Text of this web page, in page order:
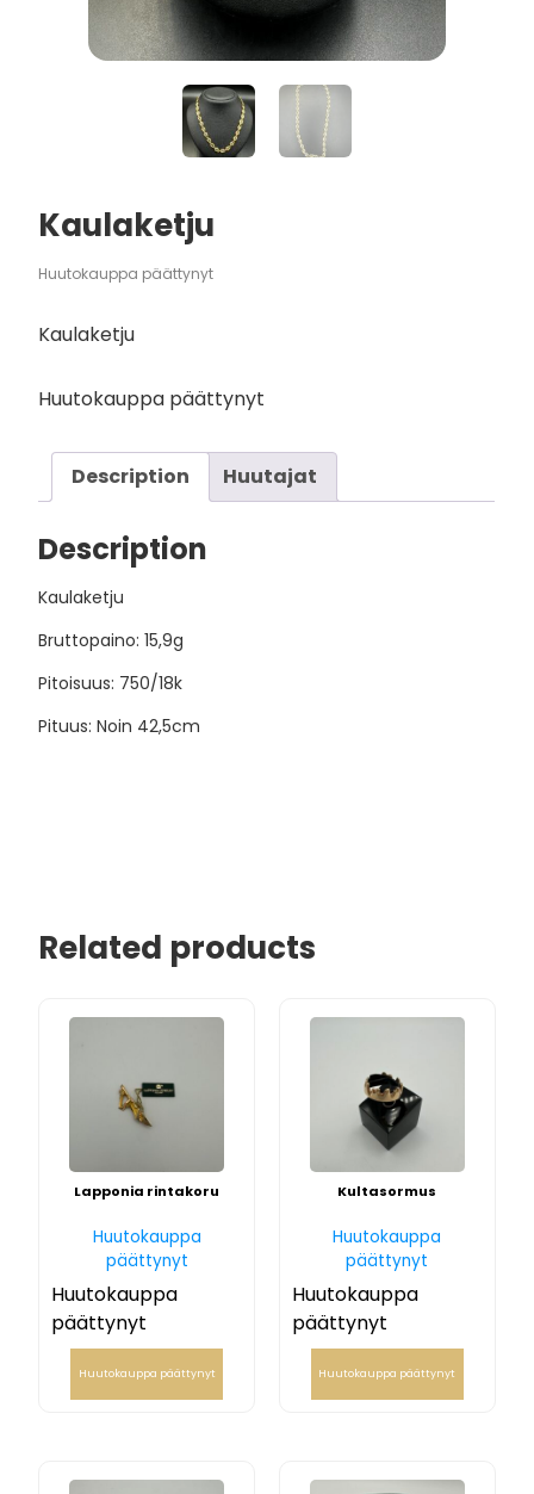
Kaulaketju
Huutokauppa päättynyt
Kaulaketju
Huutokauppa päättynyt
Description Huutajat
Description
Kaulaketju
Bruttopaino: 15,9g
Pitoisuus: 750/18k
Pituus: Noin 42,5cm
Related products
Lapponia rintakoru
Huutokauppa
päättynyt
Huutokauppa
päättynyt
Huutokauppa päättynyt
Kultasormus
Huutokauppa
päättynyt
Huutokauppa
päättynyt
Huutokauppa päättynyt